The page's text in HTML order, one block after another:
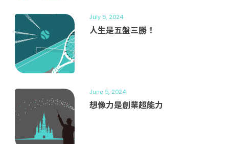
July 5, 2024
人生是五盤三勝！
June 5, 2024
想像力是創業超能力